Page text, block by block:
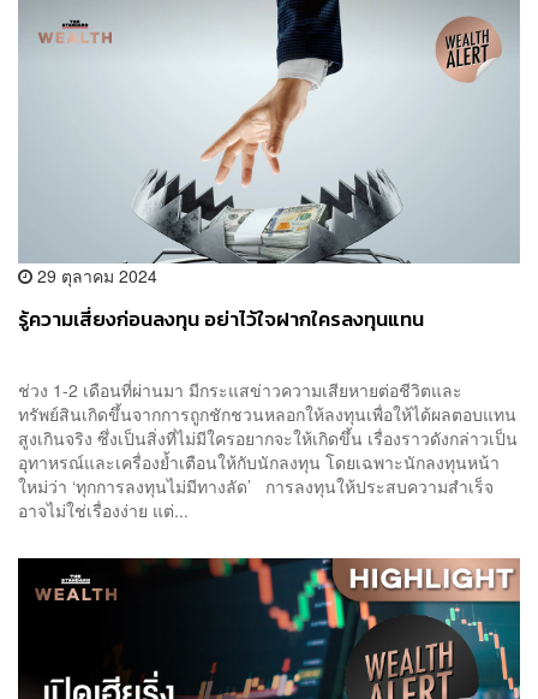
29 ตุลาคม 2024
รู้ความเสี่ยงก่อนลงทุน อย่าไว้ใจฝากใครลงทุนแทน
ช่วง 1-2 เดือนที่ผ่านมา มีกระแสข่าวความเสียหายต่อชีวิตและ
ทรัพย์สินเกิดขึ้นจากการถูกชักชวนหลอกให้ลงทุนเพื่อให้ได้ผลตอบแทน
สูงเกินจริง ซึ่งเป็นสิ่งที่ไม่มีใครอยากจะให้เกิดขึ้น เรื่องราวดังกล่าวเป็น
อุทาหรณ์และเครื่องย้ำเตือนให้กับนักลงทุน โดยเฉพาะนักลงทุนหน้า
ใหม่ว่า ‘ทุกการลงทุนไม่มีทางลัด’ การลงทุนให้ประสบความสำเร็จ
อาจไม่ใช่เรื่องง่าย แต่...